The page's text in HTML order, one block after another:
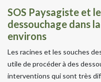
SOS Paysagiste et
dessouchage dans
environs
Les racines et les souches
utile de procéder à des
interventions qui sont très